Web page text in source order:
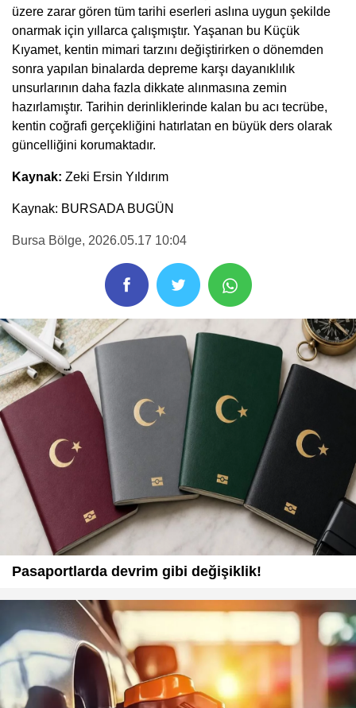
üzere zarar gören tüm tarihi eserleri aslına uygun şekilde
onarmak için yıllarca çalışmıştır. Yaşanan bu Küçük
Kıyamet, kentin mimari tarzını değiştirirken o dönemden
sonra yapılan binalarda depreme karşı dayanıklılık
unsurlarının daha fazla dikkate alınmasına zemin
hazırlamıştır. Tarihin derinliklerinde kalan bu acı tecrübe,
kentin coğrafi gerçekliğini hatırlatan en büyük ders olarak
güncelliğini korumaktadır.
Kaynak: Zeki Ersin Yıldırım
Kaynak: BURSADA BUGÜN
Bursa Bölge, 2026.05.17 10:04
Pasaportlarda devrim gibi değişiklik!